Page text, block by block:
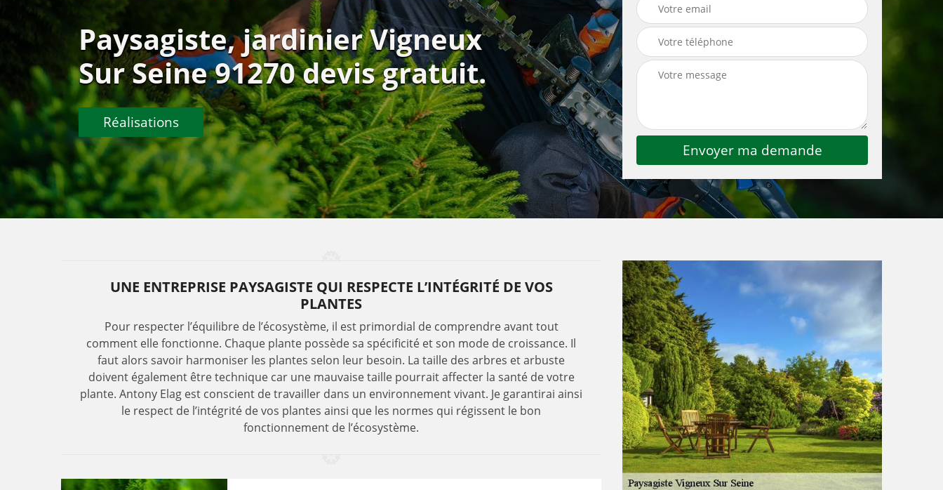
Paysagiste, jardinier Vigneux
Sur Seine 91270 devis gratuit.
Réalisations
UNE ENTREPRISE PAYSAGISTE QUI RESPECTE L’INTÉGRITÉ DE VOS
PLANTES
Pour respecter l’équilibre de l’écosystème, il est primordial de comprendre avant tout
comment elle fonctionne. Chaque plante possède sa spécificité et son mode de croissance. Il
faut alors savoir harmoniser les plantes selon leur besoin. La taille des arbres et arbuste
doivent également être technique car une mauvaise taille pourrait affecter la santé de votre
plante. Antony Elag est conscient de travailler dans un environnement vivant. Je garantirai ainsi
le respect de l’intégrité de vos plantes ainsi que les normes qui régissent le bon
fonctionnement de l’écosystème.